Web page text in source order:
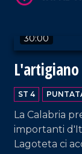
30:00
ST 4
La Calabria
importanti d'Italia
Lagoteta ci
VAI AL TITOLO